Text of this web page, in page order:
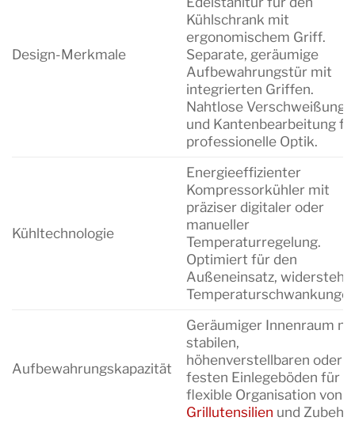
Design-Merkmale
Kühlschrank mit
ergonomischem Griff.
Separate, geräumige
Aufbewahrungstür mit
integrierten Griffen.
Nahtlose Verschweißung
und Kantenbearbeitung
professionelle Optik.
Kühltechnologie
Energieeffizienter
Kompressorkühler mit
präziser digitaler oder
manueller
Temperaturregelung.
Optimiert für den
Außeneinsatz, widersteht
Aufbewahrungskapazität
Geräumiger Innenraum
stabilen,
höhenverstellbaren oder
festen Einlegeböden für
flexible Organisation von
Grillutensilien und